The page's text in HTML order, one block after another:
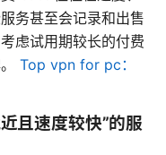
务甚至会记录和出售
虑试用期较长的付费
Top vpn for pc：
且速度较快”的服